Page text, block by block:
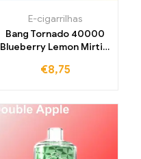
E-cigarrilhas
Bang Tornado 40000
Blueberry Lemon Mirtilo
para 40000 tragos
€8,75